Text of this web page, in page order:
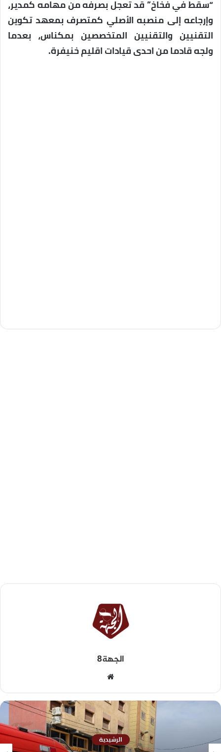
“سقط في فخاخ” قد تعجل بصرفه من مهامه كمدير،
وإرجاعه إلى منصبه الأصلي كمتصرف بمعهد تكوين
التقنيين والتقنيين المتخصصين بمكناس، بعدما
ولجه قادما من احدى قيادات اقليم خنيفرة.
الجهة8
الرشيدية